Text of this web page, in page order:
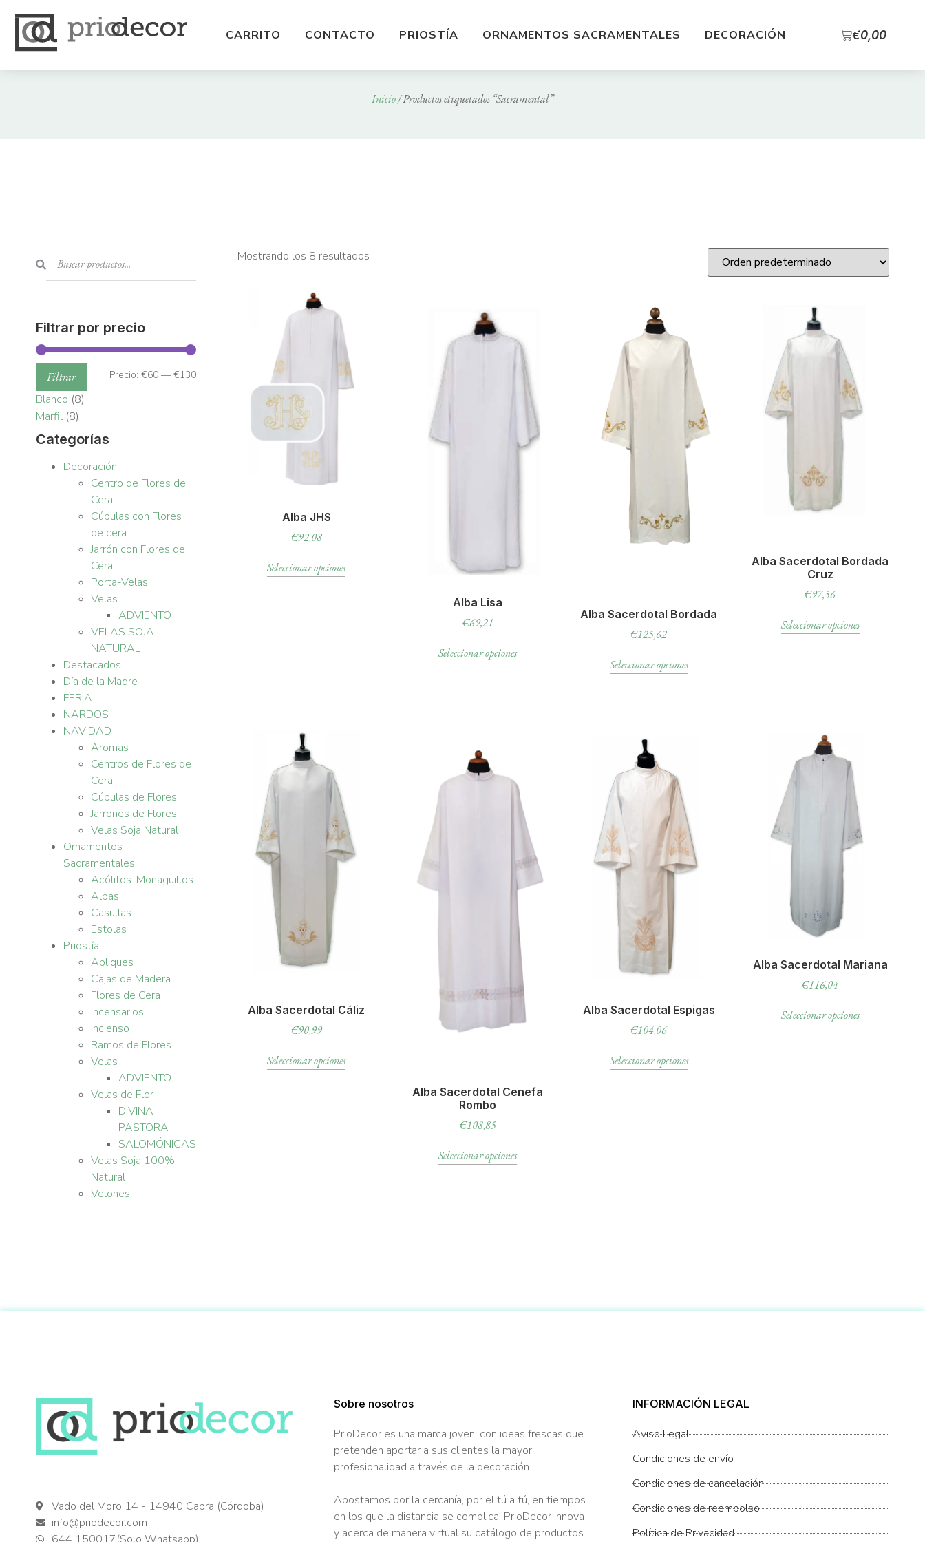
CARRITO CONTACTO PRIOSTÍA ORNAMENTOS SACRAMENTALES DECORACIÓN €0,00
Inicio/ Productos etiquetados “Sacramental”
Filtrar por precio
Filtrar Precio: €60 — €130
Blanco (8)
Marfil (8)
Categorías
Decoración
Centro de Flores de
Cera
Cúpulas con Flores
de cera
Jarrón con Flores de
Cera
Porta-Velas
Velas
ADVIENTO
VELAS SOJA
NATURAL
Destacados
Día de la Madre
FERIA
NARDOS
NAVIDAD
Aromas
Centros de Flores de
Cera
Cúpulas de Flores
Jarrones de Flores
Velas Soja Natural
Ornamentos
Sacramentales
Acólitos-Monaguillos
Albas
Casullas
Estolas
Priostía
Apliques
Cajas de Madera
Flores de Cera
Incensarios
Incienso
Ramos de Flores
Velas
ADVIENTO
Velas de Flor
DIVINA
PASTORA
SALOMÓNICAS
Velas Soja 100%
Natural
Velones
Mostrando los 8 resultados
Alba JHS
€92,08
Seleccionar opciones
Alba Lisa
€69,21
Seleccionar opciones
Alba Sacerdotal Bordada
€125,62
Seleccionar opciones
Alba Sacerdotal Bordada
Cruz
€97,56
Seleccionar opciones
Alba Sacerdotal Cáliz
€90,99
Seleccionar opciones
Alba Sacerdotal Cenefa
Rombo
€108,85
Seleccionar opciones
Alba Sacerdotal Espigas
€104,06
Seleccionar opciones
Alba Sacerdotal Mariana
€116,04
Seleccionar opciones
Vado del Moro 14 - 14940 Cabra (Córdoba)
info@priodecor.com
Sobre nosotros
PrioDecor es una marca joven, con ideas frescas que
pretenden aportar a sus clientes la mayor
profesionalidad a través de la decoración.
Apostamos por la cercanía, por el tú a tú, en tiempos
en los que la distancia se complica, PrioDecor innova
y acerca de manera virtual su catálogo de productos.
INFORMACIÓN LEGAL
Aviso Legal
Condiciones de envío
Condiciones de cancelación
Condiciones de reembolso
Política de Privacidad